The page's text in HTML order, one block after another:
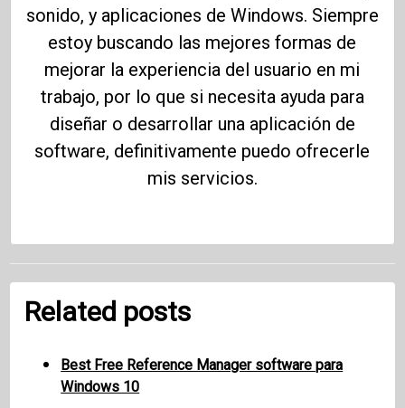
sonido, y aplicaciones de Windows. Siempre
estoy buscando las mejores formas de
mejorar la experiencia del usuario en mi
trabajo, por lo que si necesita ayuda para
diseñar o desarrollar una aplicación de
software, definitivamente puedo ofrecerle
mis servicios.
Related posts
Best Free Reference Manager software para
Windows 10